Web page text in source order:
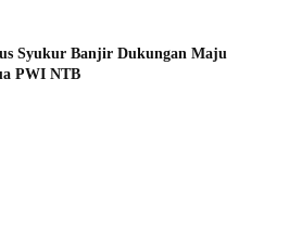
Syukur Banjir Dukungan Maju
PWI NTB